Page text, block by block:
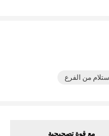
من الفرع
مع قوة تصحيحية